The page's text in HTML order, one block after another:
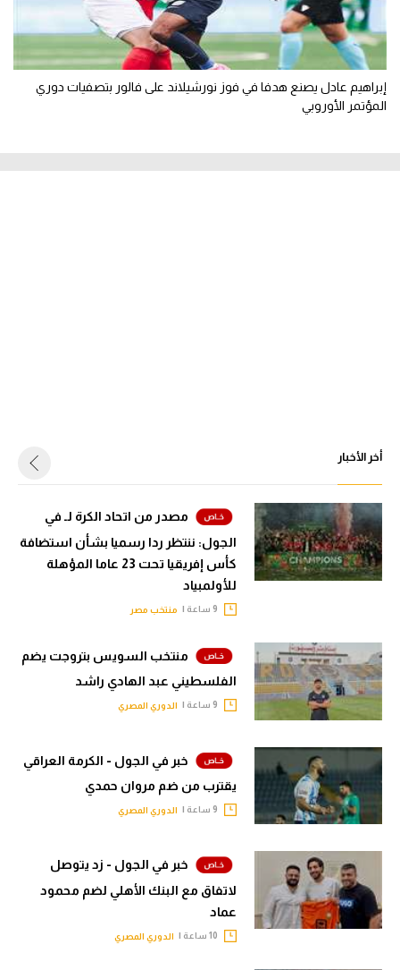
إبراهيم عادل يصنع هدفا في فوز نورشيلاند على فالور بتصفيات دوري
المؤتمر الأوروبي
أخر الأخبار
مصدر من اتحاد الكرة لـ في
الجول: ننتظر ردا رسميا بشأن استضافة
كأس إفريقيا تحت 23 عاما المؤهلة
للأولمبياد
منتخب مصر
منتخب السويس بتروجت يضم
الفلسطيني عبد الهادي راشد
الدوري المصري
خبر في الجول - الكرمة العراقي
يقترب من ضم مروان حمدي
الدوري المصري
خبر في الجول - زد يتوصل
لاتفاق مع البنك الأهلي لضم محمود
عماد
الدوري المصري